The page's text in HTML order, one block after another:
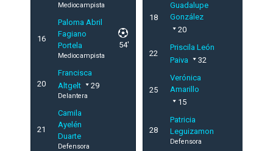
Mediocampista
16
Paloma Abril
Fagiano
Portela
Mediocampista
54'
20
Francisca
Altgelt
29
Delantera
21
Camila
Ayelén
Duarte
Defensora
18
Guadalupe
González
20
22
Priscila León
Paiva
32
25
Verónica
Amarillo
15
28
Patricia
Leguizamon
Defensora